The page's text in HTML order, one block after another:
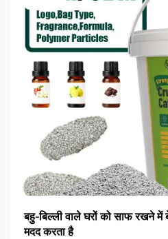
बहु-बिल्ली वाले घरों को साफ रखने में
मदद करता है